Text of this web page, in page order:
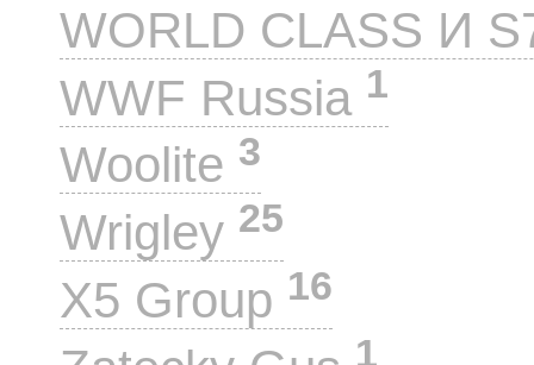
WORLD CLASS И
WWF Russia 1
Woolite 3
Wrigley 25
X5 Group 16
1